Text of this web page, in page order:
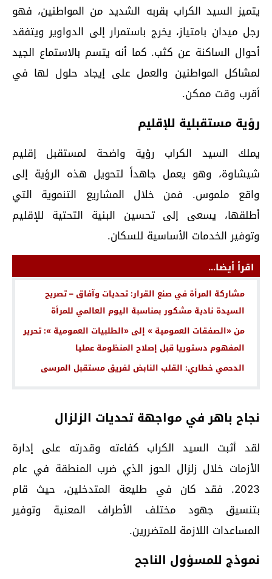
يتميز السيد الكراب بقربه الشديد من المواطنين، فهو
رجل ميدان بامتياز، يخرج باستمرار إلى الدواوير ويتفقد
أحوال الساكنة عن كثب. كما أنه يتسم بالاستماع الجيد
لمشاكل المواطنين والعمل على إيجاد حلول لها في
أقرب وقت ممكن.
رؤية مستقبلية للإقليم
يملك السيد الكراب رؤية واضحة لمستقبل إقليم
شيشاوة، وهو يعمل جاهداً لتحويل هذه الرؤية إلى
واقع ملموس. فمن خلال المشاريع التنموية التي
أطلقها، يسعى إلى تحسين البنية التحتية للإقليم
وتوفير الخدمات الأساسية للسكان.
اقرأ أيضا...
مشاركة المرأة في صنع القرار: تحديات وآفاق – تصريح
السيدة نادية مشكور بمناسبة اليوم العالمي للمرأة
من «الصفقات العمومية » إلى «الطلبيات العمومية »: تحرير
المفهوم دستوريا قبل إصلاح المنظومة عمليا
الدحمي خطاري: القلب النابض لفريق مستقبل المرسى
نجاح باهر في مواجهة تحديات الزلزال
لقد أثبت السيد الكراب كفاءته وقدرته على إدارة
الأزمات خلال زلزال الحوز الذي ضرب المنطقة في عام
2023. فقد كان في طليعة المتدخلين، حيث قام
بتنسيق جهود مختلف الأطراف المعنية وتوفير
المساعدات اللازمة للمتضررين.
نموذج للمسؤول الناجح